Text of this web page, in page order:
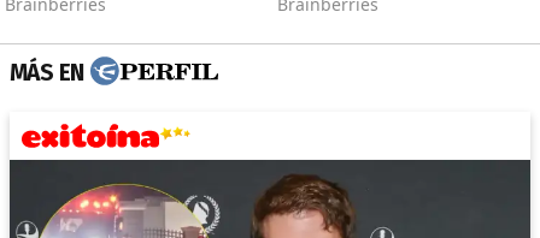
MÁS EN